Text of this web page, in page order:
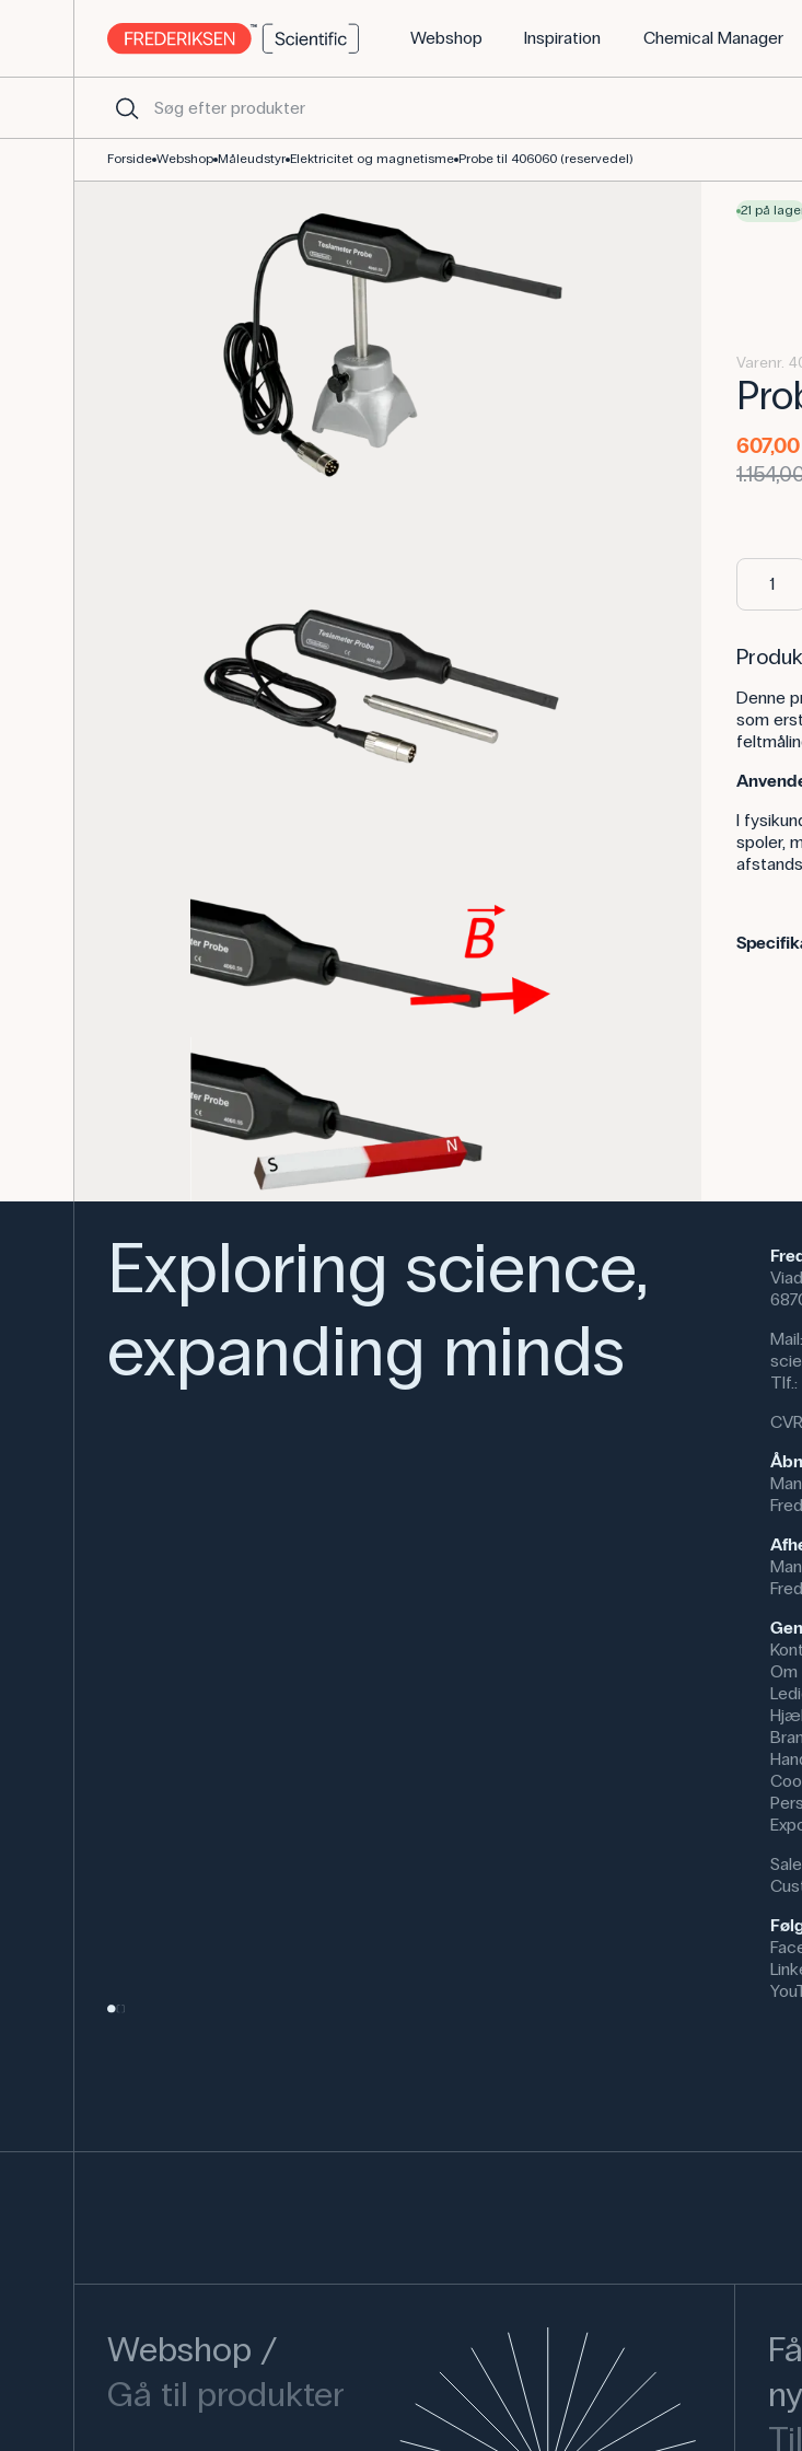
Webshop Inspiration Chemical Manager
Forside Webshop Måleudstyr Elektricitet og magnetisme Probe til 406060 (reservedel)
21 på
Varenr.
Denne
som
I
spoler,
Exploring science,
expanding minds
Mail:
Tlf.:
Om
Webshop
Gå til produkter